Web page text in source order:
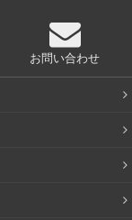
お問い合わせ